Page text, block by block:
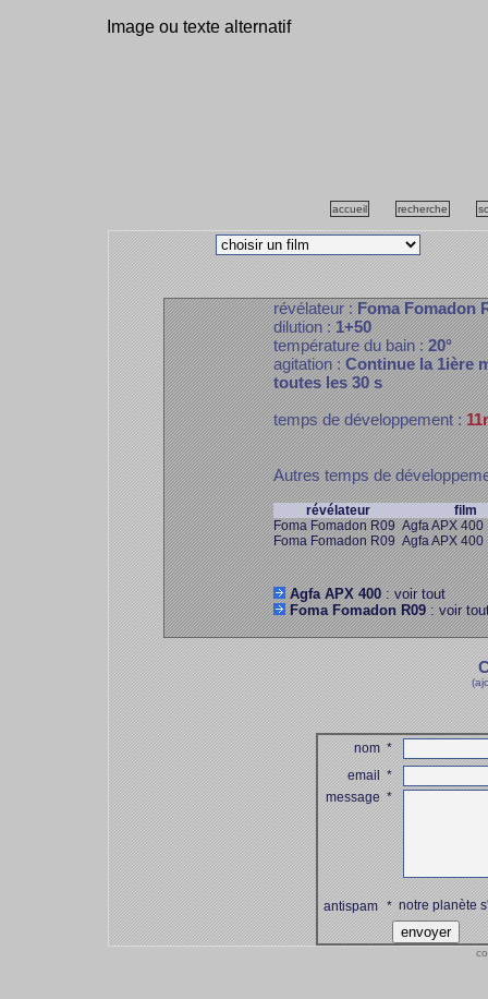
Image ou texte alternatif
accueil recherche
révélateur :Foma Fomadon
dilution :1+50
température du bain :20°
agitation :Continue la 1ière
toutes les 30 s
temps de développement :
Autres temps de
révélateur
film
Foma Fomadon R09 Agfa APX 400
Foma Fomadon R09 Agfa APX 400
Agfa APX 400: voir tout
Foma Fomadon R09: voir
nom*
email*
message*
antispam *notre planète